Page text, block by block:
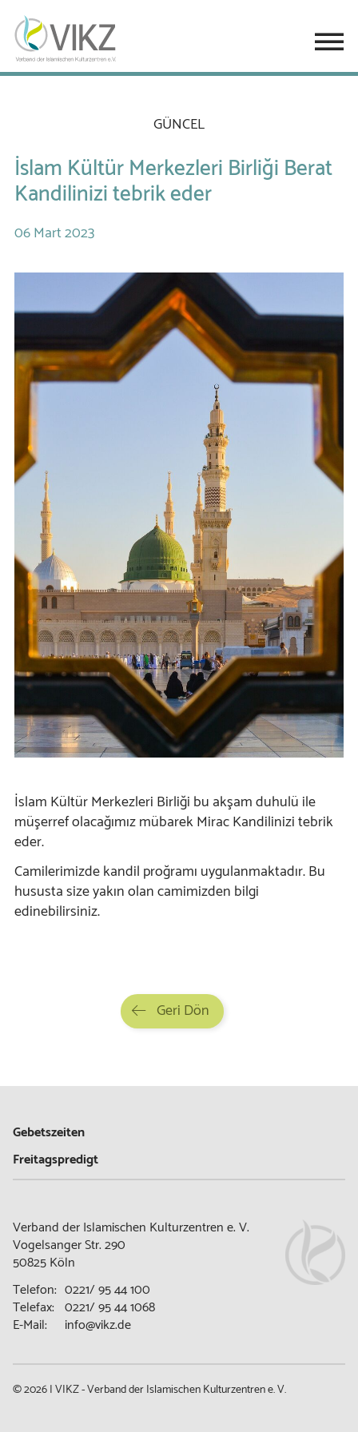
GÜNCEL
İslam Kültür Merkezleri Birliği Berat
Kandilinizi tebrik eder
06Mart2023
İslam Kültür Merkezleri Birliği bu akşam duhulü ile
müşerref olacağımız mübarek Mirac Kandilinizi tebrik
eder.
Camilerimizde kandil proğramı uygulanmaktadır. Bu
hususta size yakın olan camimizden bilgi
edinebilirsiniz.
Geri Dön
Gebetszeiten
Freitagspredigt
Verband der Islamischen Kulturzentren e. V.
Vogelsanger Str. 290
50825 Köln
Telefon: 0221/ 95 44 100
Telefax: 0221/ 95 44 1068
E-Mail:
info@vikz.de
© 2026 | VIKZ - Verband der Islamischen Kulturzentren e. V.